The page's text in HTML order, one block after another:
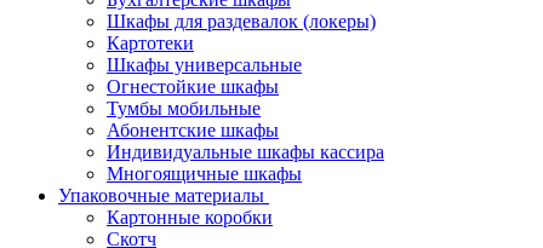
Шкафы для раздевалок (локеры)
Картотеки
Шкафы универсальные
Огнестойкие шкафы
Тумбы мобильные
Абонентские шкафы
Индивидуальные шкафы кассира
Многоящичные шкафы
Упаковочные материалы
Картонные коробки
Скотч